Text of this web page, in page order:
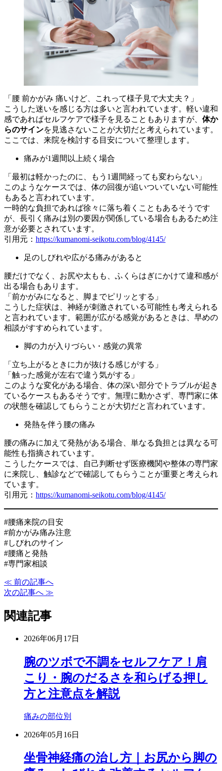
「腰 前かがみ 痛いけど、これって様子見で大丈夫？」
こうした迷いを感じる方は多いと言われています。軽い違和
感であればセルフケアで様子を見ることもありますが、 体か
らのサインを見逃さないことが大切だと考えられています。
ここでは、来院を検討する目安について整理します。
痛みが1週間以上続く場合
「最初は軽かったのに、もう1週間経っても変わらない」
このようなケースでは、体の回復が追いついていない可能性
もあると言われています。
一時的な負担であれば徐々に落ち着くこともあるそうです
が、長引く痛みは別の要因が関係している場合もあるため注
意が必要とされています。
引用元： https://kumanomi-seikotu.com/blog/4145/
足のしびれや広がる痛みがあると
腰だけでなく、お尻や太もも、ふくらはぎにかけて違和感が
出る場合もあります。
「前かがみになると、脚までピリッとする」
こうした症状は、神経が刺激されている可能性も考えられる
と言われています。範囲が広がる感覚があるときは、早めの
相談がすすめられています。
脚の力が入りづらい・感覚の異常
「立ち上がるときに力が抜ける感じがする」
「触った感覚が左右で違う気がする」
このような変化がある場合、体の深い部分でトラブルが起き
ているケースもあるそうです。無理に動かさず、専門家に体
の状態を確認してもらうことが大切だと言われています。
発熱を伴う腰の痛み
腰の痛みに加えて発熱がある場合、単なる負担とは異なる可
能性も指摘されています。
こうしたケースでは、自己判断せず医療機関や整体の専門家
に来院し、触診などで確認してもらうことが重要と考えられ
ています。
引用元： https://kumanomi-seikotu.com/blog/4145/
#腰痛来院の目安
#前かがみ痛み注意
#しびれのサイン
#腰痛と発熱
#専門家相談
≪ 前の記事へ
次の記事へ ≫
関連記事
2026年06月17日
腕のツボで不調をセルフケア！肩
こり・腕のだるさを和らげる押し
方と注意点を解説
痛みの部位別
2026年05月16日
坐骨神経痛の治し方｜お尻から脚の